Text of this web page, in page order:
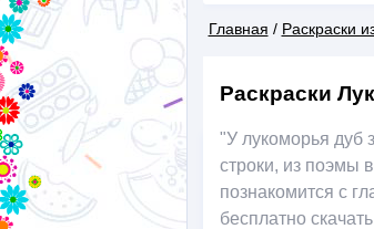
Здесь
Главная / Раскраски
Раскраски
"У лукоморья дуб
строки, из поэмы
познакомится с
бесплатно